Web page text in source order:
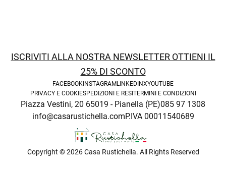
ISCRIVITI ALLA NOSTRA NEWSLETTER OTTIENI IL
25% DI SCONTO
FACEBOOK INSTAGRAM LINKEDINXYOUTUBE
PRIVACY E COOKIESPEDIZIONI E RESI TERMINI E CONDIZIONI
Piazza Vestini, 20 65019 - Pianella (PE)085 97 1308
info@casarustichella.comP.IVA 00011540689
Copyright © 2026 Casa Rustichella. All Rights Reserved